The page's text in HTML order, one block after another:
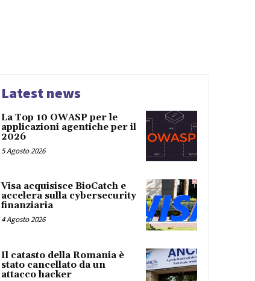
Latest news
La Top 10 OWASP per le
applicazioni agentiche per il
2026
5 Agosto 2026
Visa acquisisce BioCatch e
accelera sulla cybersecurity
finanziaria
4 Agosto 2026
Il catasto della Romania è
stato cancellato da un
attacco hacker